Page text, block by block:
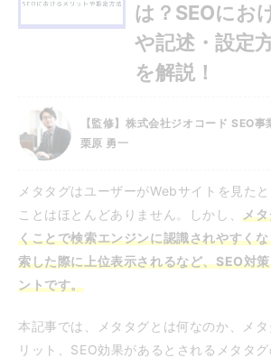
は？SEOにお
や記述・設定
を解説！
【監修】株式会社ジオコード SEO事
栗原 勇一
メタタグはユーザーがWebサイトを見た
ことはほとんどありません。しかし、メ
くことで検索エンジンに認識されやすく
索した際に上位表示されるなど、SEO対
ントです。
本記事では、メタタグとは何なのか、メ
リット、SEO効果があるとされるメタタ